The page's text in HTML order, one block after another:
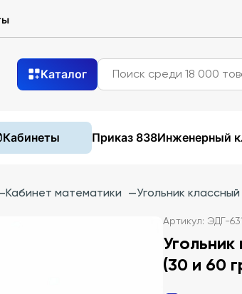
Каталог
Кабинеты Приказ 838Инженерный
Кабинет математики —Угольник
Артикул: ЭДГ-
(30 и 60